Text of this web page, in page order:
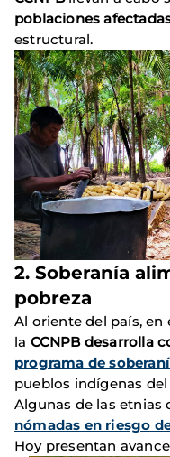
poblaciones
estructural.
2. Soberanía
pobreza
Al oriente del país,
la CCNPB desarrolla
programa de
pueblos indígenas
Algunas de las etnias
nómadas en riesgo
Hoy presentan